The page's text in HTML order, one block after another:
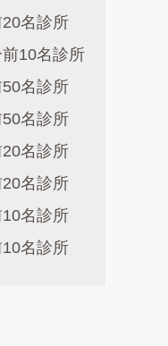
名診所
10名診所
名診所
名診所
名診所
名診所
名診所
名診所